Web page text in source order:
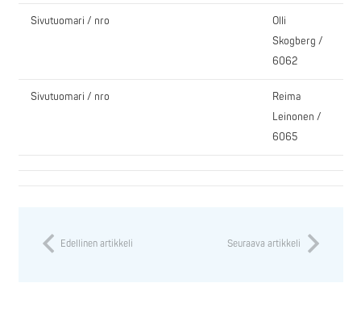
Sivutuomari / nro
Olli
Skogberg /
6062
Sivutuomari / nro
Reima
Leinonen /
6065
Edellinen artikkeli Seuraava artikkeli